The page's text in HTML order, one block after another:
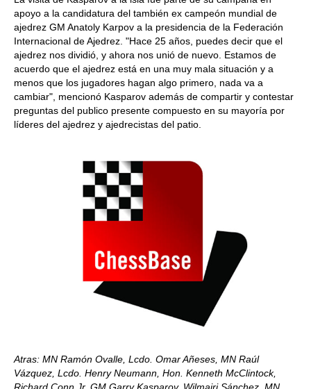
apoyo a la candidatura del también ex campeón mundial de
ajedrez GM Anatoly Karpov a la presidencia de la Federación
Internacional de Ajedrez. "Hace 25 años, puedes decir que el
ajedrez nos dividió, y ahora nos unió de nuevo. Estamos de
acuerdo que el ajedrez está en una muy mala situación y a
menos que los jugadores hagan algo primero, nada va a
cambiar", mencionó Kasparov además de compartir y contestar
preguntas del publico presente compuesto en su mayoría por
líderes del ajedrez y ajedrecistas del patio.
Atras: MN Ramón Ovalle, Lcdo. Omar Añeses, MN Raúl
Vázquez, Lcdo. Henry Neumann, Hon. Kenneth McClintock,
Richard Conn Jr, GM Garry Kasparov, Wilmairi Sánchez, MN